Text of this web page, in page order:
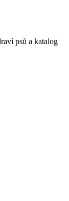
psů a katalog